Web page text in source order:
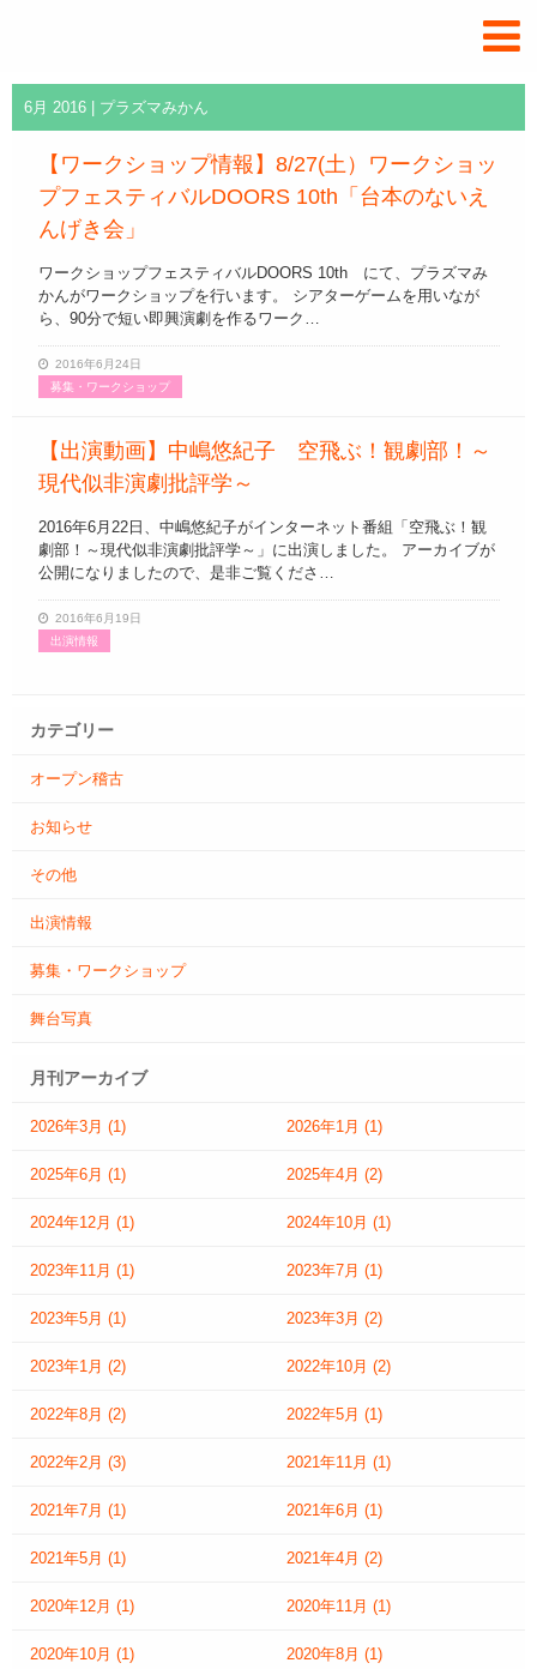
み
ん.com
6月 2016 | プラズマみかん
【ワークショップ情報】8/27(土）ワークショッ
プフェスティバルDOORS 10th「台本のないえ
んげき会」
ワークショップフェスティバルDOORS 10th にて、プラズマみ
かんがワークショップを行います。 シアターゲームを用いなが
ら、90分で短い即興演劇を作るワーク…
2016年6月24日
募集・ワークショップ
【出演動画】中嶋悠紀子 空飛ぶ！観劇部！～
現代似非演劇批評学～
2016年6月22日、中嶋悠紀子がインターネット番組「空飛ぶ！観
劇部！～現代似非演劇批評学～」に出演しました。 アーカイブが
公開になりましたので、是非ご覧くださ…
2016年6月19日
出演情報
カテゴリー
オープン稽古
お知らせ
その他
出演情報
募集・ワークショップ
舞台写真
月刊アーカイブ
2026年3月 (1) 2026年1月 (1)
2025年6月 (1) 2025年4月 (2)
2024年12月 (1) 2024年10月 (1)
2023年11月 (1) 2023年7月 (1)
2023年5月 (1) 2023年3月 (2)
2023年1月 (2) 2022年10月 (2)
2022年8月 (2) 2022年5月 (1)
2022年2月 (3) 2021年11月 (1)
2021年7月 (1) 2021年6月 (1)
2021年5月 (1) 2021年4月 (2)
2020年12月 (1) 2020年11月 (1)
2020年10月 (1) 2020年8月 (1)